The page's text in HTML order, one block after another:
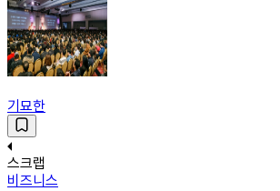
기묘한
스크랩
비즈니스